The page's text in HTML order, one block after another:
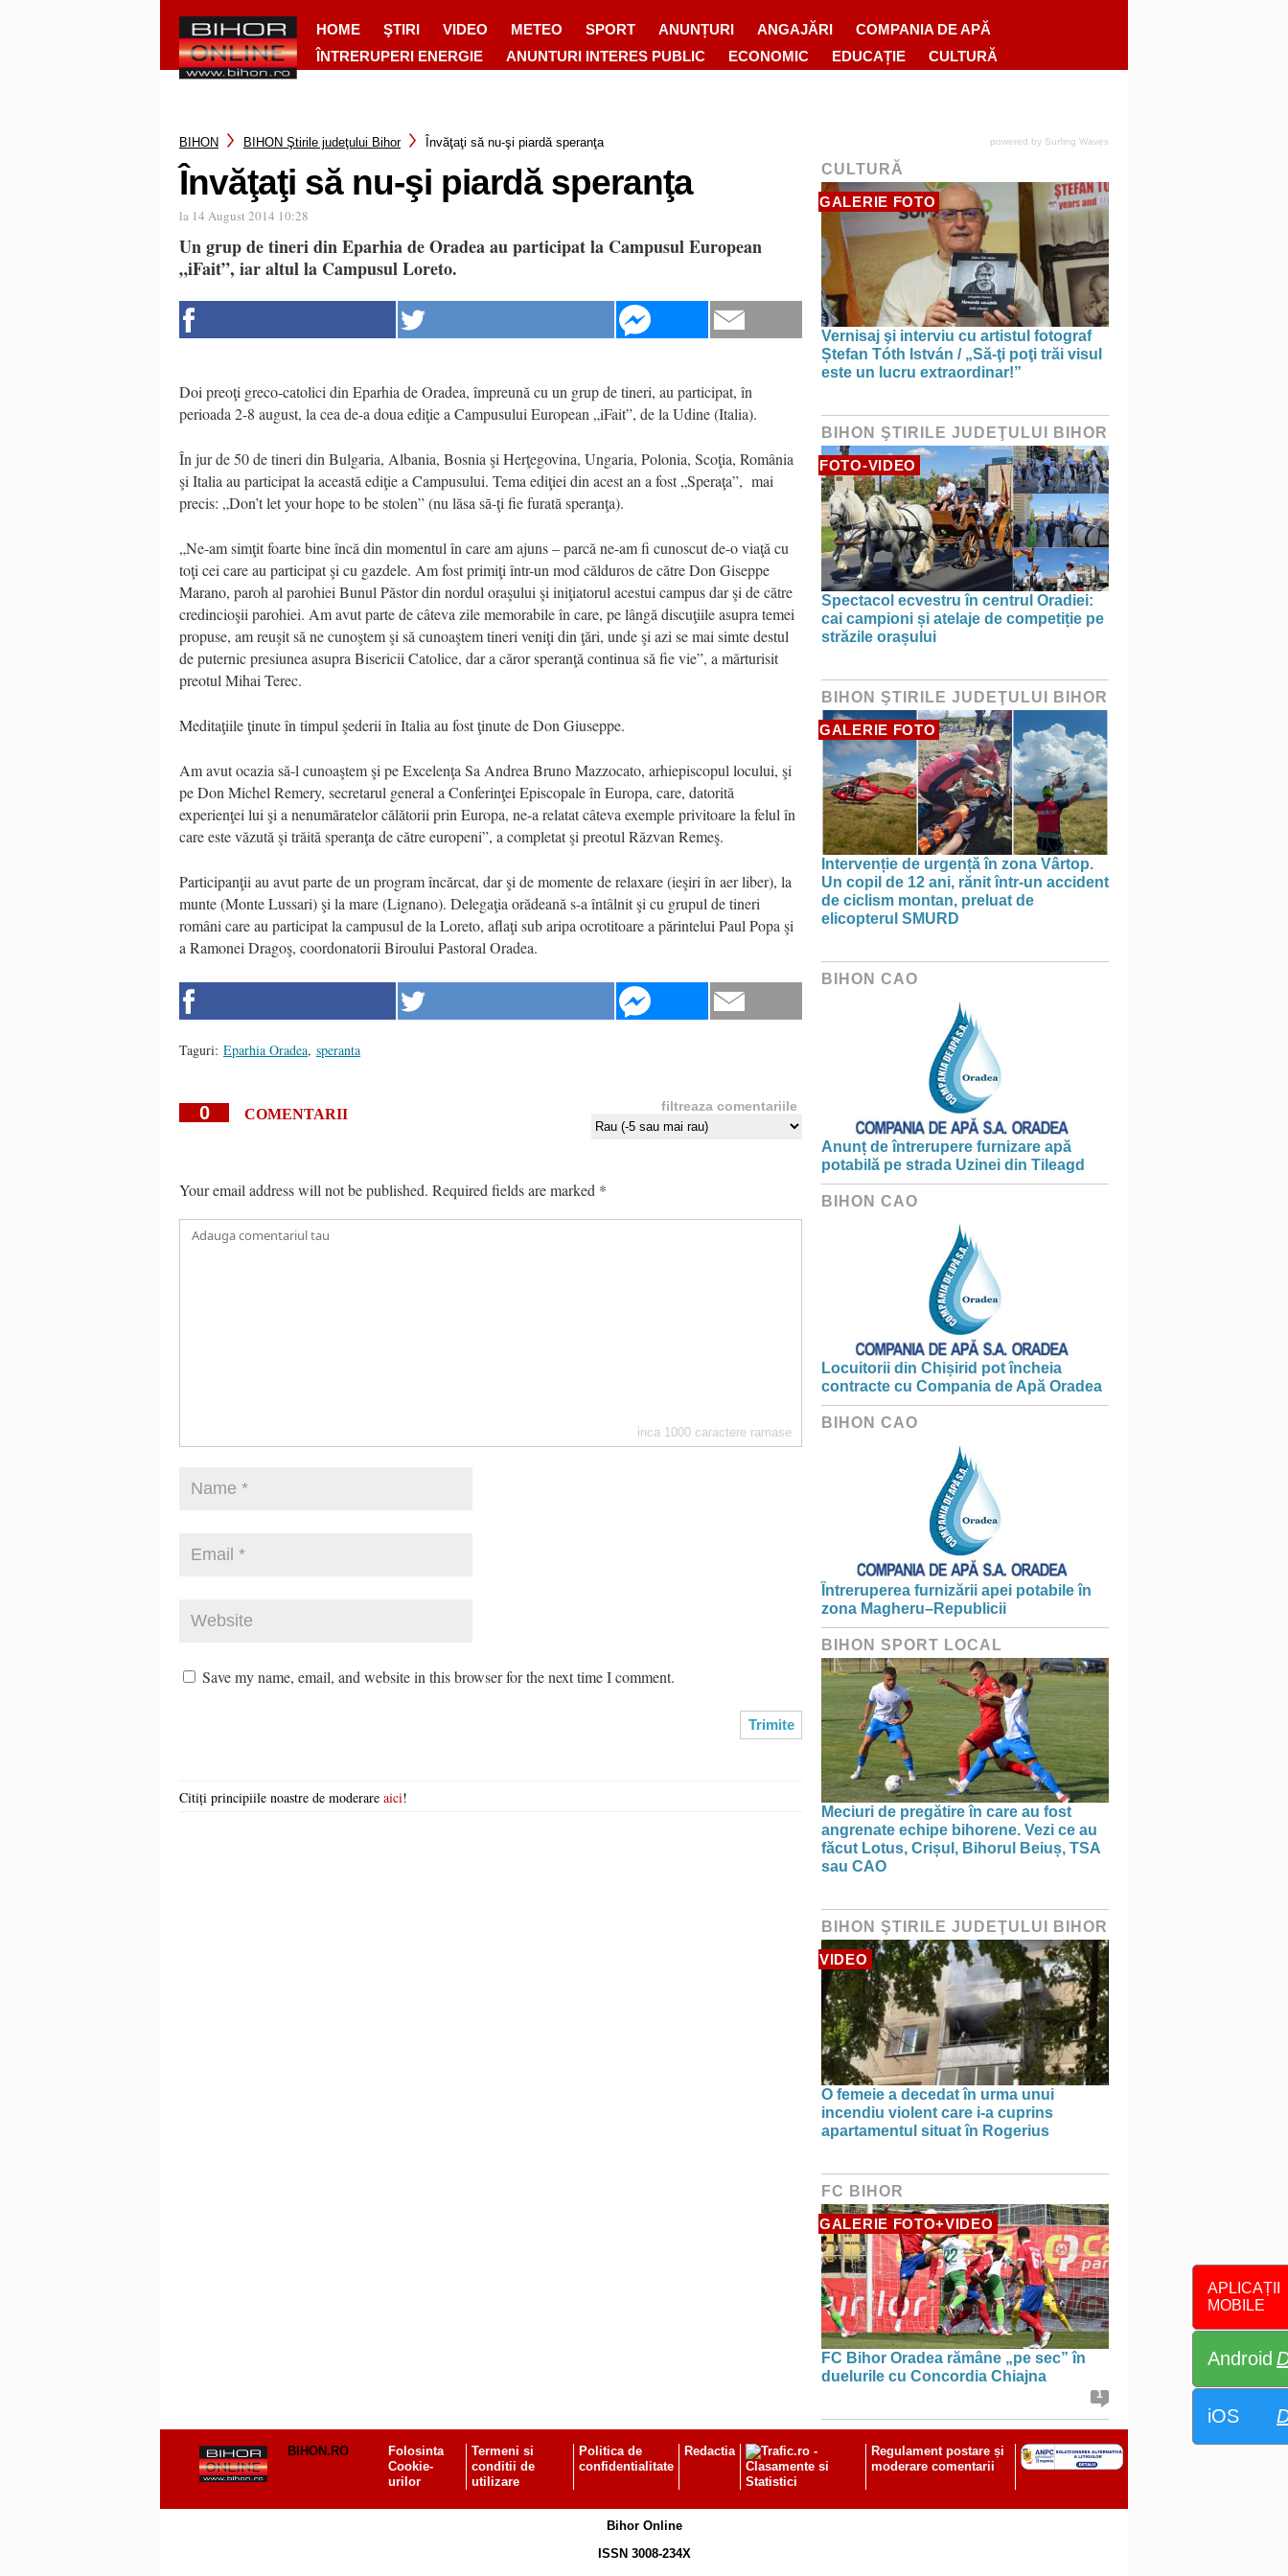
HOME ŞTIRI VIDEO METEO SPORT ANUNȚURI ANGAJĂRI
COMPANIA DE APĂ
ÎNTRERUPERI ENERGIE
ANUNTURI INTERES PUBLIC ECONOMIC EDUCAȚIE CULTURĂ
APLICAȚII
MOBILE
Android
iOS
BIHON BIHON Ştirile judeţului Bihor Învăţaţi să nu-şi piardă speranţa
Învăţaţi să nu-şi piardă speranţa
la 14 August 2014 10:28
Un grup de tineri din Eparhia de Oradea au participat la Campusul European
„iFait”, iar altul la Campusul Loreto.
Doi preoţi greco-catolici din Eparhia de Oradea, împreună cu un grup de tineri, au participat, în
perioada 2-8 august, la cea de-a doua ediţie a Campusului European „iFait”, de la Udine (Italia).
În jur de 50 de tineri din Bulgaria, Albania, Bosnia şi Herţegovina, Ungaria, Polonia, Scoţia, România
şi Italia au participat la această ediţie a Campusului. Tema ediţiei din acest an a fost „Speraţa”, mai
precis: „Don’t let your hope to be stolen” (nu lăsa să-ţi fie furată speranţa).
„Ne-am simţit foarte bine încă din momentul în care am ajuns – parcă ne-am fi cunoscut de-o viaţă cu
toţi cei care au participat şi cu gazdele. Am fost primiţi într-un mod călduros de către Don Giseppe
Marano, paroh al parohiei Bunul Păstor din nordul oraşului şi iniţiatorul acestui campus dar şi de către
credincioşii parohiei. Am avut parte de câteva zile memorabile în care, pe lângă discuţiile asupra temei
propuse, am reuşit să ne cunoştem şi să cunoaştem tineri veniţi din ţări, unde şi azi se mai simte destul
de puternic presiunea asupra Bisericii Catolice, dar a căror speranţă continua să fie vie”, a mărturisit
preotul Mihai Terec.
Meditaţiile ţinute în timpul şederii în Italia au fost ţinute de Don Giuseppe.
Am avut ocazia să-l cunoaştem şi pe Excelenţa Sa Andrea Bruno Mazzocato, arhiepiscopul locului, şi
pe Don Michel Remery, secretarul general a Conferinţei Episcopale în Europa, care, datorită
experienţei lui şi a nenumăratelor călătorii prin Europa, ne-a relatat câteva exemple privitoare la felul în
care este văzută şi trăită speranţa de către europeni”, a completat şi preotul Răzvan Remeş.
Participanţii au avut parte de un program încărcat, dar şi de momente de relaxare (ieşiri în aer liber), la
munte (Monte Lussari) şi la mare (Lignano). Delegaţia orădeană s-a întâlnit şi cu grupul de tineri
români care au participat la campusul de la Loreto, aflaţi sub aripa ocrotitoare a părintelui Paul Popa şi
a Ramonei Dragoş, coordonatorii Biroului Pastoral Oradea.
Taguri: Eparhia Oradea, speranta
0 COMENTARII filtreaza comentariile
Your email address will not be published. Required fields are marked *
inca 1000 caractere ramase
Save my name, email, and website in this browser for the next time I comment.
Citiți principiile noastre de moderare aici!
powered by Surfing Waves
CULTURĂ
GALERIE FOTO
Vernisaj şi interviu cu artistul fotograf
Ștefan Tóth István / „Să-ţi poţi trăi visul
este un lucru extraordinar!”
BIHON ŞTIRILE JUDEŢULUI BIHOR
FOTO-VIDEO
Spectacol ecvestru în centrul Oradiei:
cai campioni și atelaje de competiție pe
străzile orașului
BIHON ŞTIRILE JUDEŢULUI BIHOR
GALERIE FOTO
Intervenție de urgență în zona Vârtop.
Un copil de 12 ani, rănit într-un accident
de ciclism montan, preluat de
elicopterul SMURD
BIHON CAO
Anunț de întrerupere furnizare apă
potabilă pe strada Uzinei din Tileagd
BIHON CAO
Locuitorii din Chișirid pot încheia
contracte cu Compania de Apă Oradea
BIHON CAO
Întreruperea furnizării apei potabile în
zona Magheru–Republicii
BIHON SPORT LOCAL
Meciuri de pregătire în care au fost
angrenate echipe bihorene. Vezi ce au
făcut Lotus, Crișul, Bihorul Beiuș, TSA
sau CAO
BIHON ŞTIRILE JUDEŢULUI BIHOR
VIDEO
O femeie a decedat în urma unui
incendiu violent care i-a cuprins
apartamentul situat în Rogerius
FC BIHOR
GALERIE FOTO+VIDEO
FC Bihor Oradea rămâne „pe sec” în
duelurile cu Concordia Chiajna
1
BIHON.RO
Folosinta
Cookie-
urilor
Termeni si
conditii de
utilizare
Politica de
confidentialitate
Redactia
Regulament postare și
moderare comentarii
Bihor Online
ISSN 3008-234X